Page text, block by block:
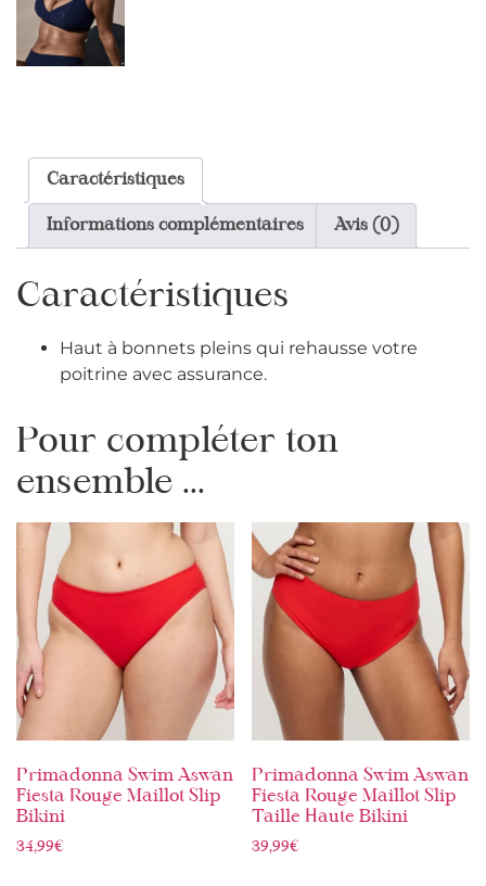
Caractéristiques
Informations complémentaires Avis (0)
Caractéristiques
Haut à bonnets pleins qui rehausse votre
poitrine avec assurance.
Pour compléter ton
ensemble ...
Primadonna Swim Aswan
Fiesta Rouge Maillot Slip
Bikini
34,99€
Primadonna Swim Aswan
Fiesta Rouge Maillot Slip
Taille Haute Bikini
39,99€